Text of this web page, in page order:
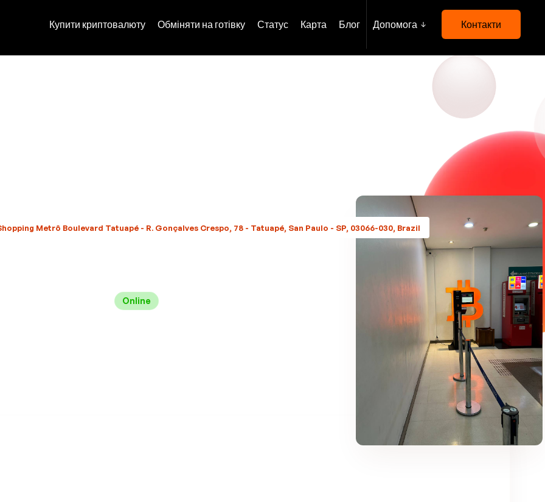
Купити криптовалюту Обміняти на готівку Статус Карта Блог Допомога Контакти
Metrô Boulevard Tatuapé - R. Gonçalves Crespo, 78 - Tatuapé, San Paulo - SP, 03066-030, Brazil
Online